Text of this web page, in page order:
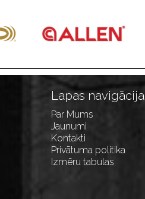
Lapas navigācija
Par Mums
Jaunumi
Kontakti
Privātuma politika
Izmēru tabulas